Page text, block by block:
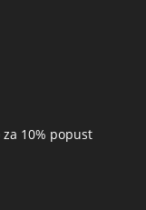
10% popust